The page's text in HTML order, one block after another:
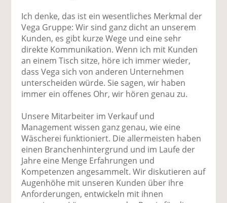
Ich denke, das ist ein wesentliches Merkmal der
Vega Gruppe: Wir sind ganz dicht an unserem
Kunden, es gibt kurze Wege und eine sehr
direkte Kommunikation. Wenn ich mit Kunden
an einem Tisch sitze, höre ich immer wieder,
dass Vega sich von anderen Unternehmen
unterscheiden würde. Sie sagen, wir haben
immer ein offenes Ohr, wir hören genau zu.
Unsere Mitarbeiter im Verkauf und
Management wissen ganz genau, wie eine
Wäscherei funktioniert. Die allermeisten haben
einen Branchenhintergrund und im Laufe der
Jahre eine Menge Erfahrungen und
Kompetenzen angesammelt. Wir diskutieren auf
Augenhöhe mit unseren Kunden über ihre
Anforderungen, entwickeln mit ihnen